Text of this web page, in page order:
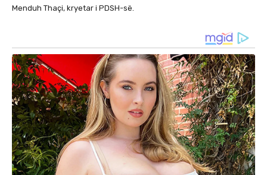
Menduh Thaçi, kryetar i PDSH-së.